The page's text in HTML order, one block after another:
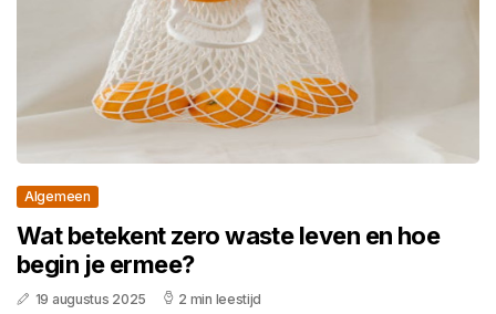
Algemeen
Wat betekent zero waste leven en hoe
begin je ermee?
19 augustus 2025 2 min leestijd